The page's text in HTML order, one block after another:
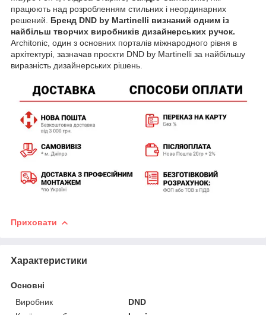
працюють над розробленням стильних і неординарних
решений. Бренд DND by Martinelli визнаний одним із
найбільш творчих виробників дизайнерських ручок.
Architonic, один з основних порталів міжнародного рівня в
архітектурі, зазначав проєкти DND by Martinelli за найбільшу
виразність дизайнерських рішень.
Приховати
Характеристики
Основні
Виробник
DND